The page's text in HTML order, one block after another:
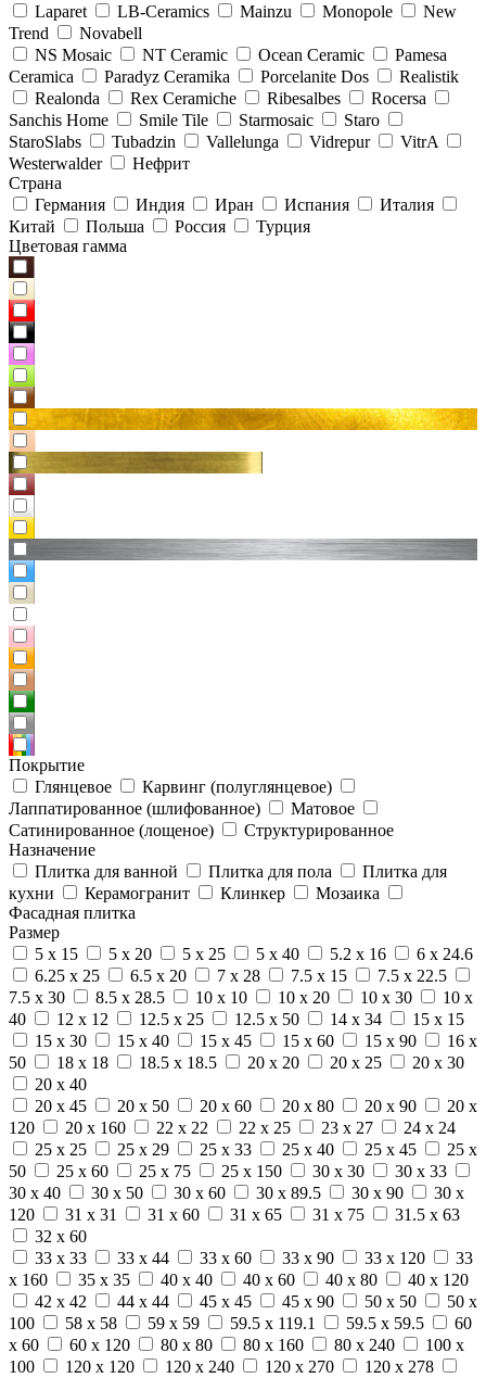
Laparet
LB-Ceramics Mainzu Monopole
New
Trend
Novabell
NS Mosaic
NT Ceramic Ocean Ceramic
Pamesa
Ceramica
Paradyz Сeramika Porcelanite Dos
Realistik
Realonda
Rex Ceramiche Ribesalbes
Rocersa
Sanchis Home
Smile Tile Starmosaic
Staro
StaroSlabs
Tubadzin Vallelunga Vidrepur
VitrA
Westerwalder
Нефрит
Страна
Германия
Индия Иран Испания
Италия
Китай
Польша Россия
Турция
Цветовая гамма
Покрытие
Глянцевое
Карвинг (полуглянцевое)
Лаппатированное (шлифованное)
Матовое
Сатинированное (лощеное)
Структурированное
Назначение
Плитка для ванной
Плитка для пола
Плитка для
кухни
Керамогранит Клинкер
Мозаика
Фасадная плитка
Размер
5 x 15
5 x 20 5 x 25 5 x 40 5.2 x 16
6 x 24.6
6.25 x 25
6.5 x 20 7 x 28 7.5 x 15
7.5 x 22.5
7.5 x 30
8.5 x 28.5 10 x 10 10 x 20 10 x 30
10 x
40
12 x 12 12.5 x 25 12.5 x 50 14 x 34
15 x 15
15 x 30
15 x 40 15 x 45 15 x 60 15 x 90
16 x
50
18 x 18 18.5 x 18.5 20 x 20 20 x 25
20 x 30
20 x 40
20 x 45
20 x 50 20 x 60 20 x 80 20 x 90
20 x
120
20 x 160 22 x 22 22 x 25 23 x 27
24 x 24
25 x 25
25 x 29 25 x 33 25 x 40 25 x 45
25 x
50
25 x 60 25 x 75 25 x 150 30 x 30
30 x 33
30 x 40
30 x 50 30 x 60 30 x 89.5 30 x 90
30 x
120
31 x 31 31 x 60 31 x 65 31 x 75
31.5 x 63
32 x 60
33 x 33
33 x 44 33 x 60 33 x 90 33 x 120
33
x 160
35 x 35 40 x 40 40 x 60 40 x 80
40 x 120
42 x 42
44 x 44 45 x 45 45 x 90 50 x 50
50 x
100
58 x 58 59 x 59 59.5 x 119.1 59.5 x 59.5
60
x 60
60 x 120 80 x 80 80 x 160 80 x 240
100 x
100
120 x 120 120 x 240 120 x 270
120 x 278